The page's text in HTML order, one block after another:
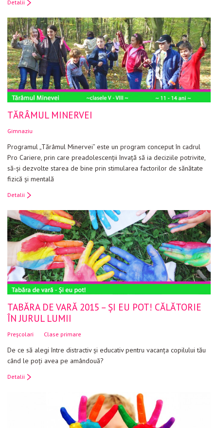
Detalii
TĂRÂMUL MINERVEI
Gimnaziu
Programul „Tărâmul Minervei” este un program conceput în cadrul
Pro Cariere, prin care preadolescenţii învaţă să ia deciziile potrivite,
să-şi dezvolte starea de bine prin stimularea factorilor de sănătate
fizică şi mentală
Detalii
TABĂRA DE VARĂ 2015 – ȘI EU POT! CĂLĂTORIE
ÎN JURUL LUMII
Preșcolari Clase primare
De ce să alegi între distractiv și educativ pentru vacanța copilului tău
când le poți avea pe amândouă?
Detalii